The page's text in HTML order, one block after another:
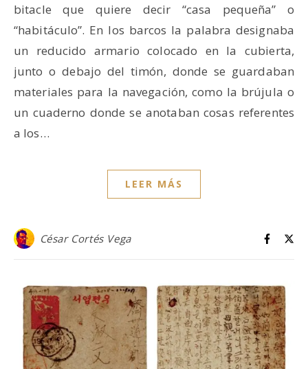
bitacle que quiere decir “casa pequeña” o
“habitáculo”. En los barcos la palabra designaba
un reducido armario colocado en la cubierta,
junto o debajo del timón, donde se guardaban
materiales para la navegación, como la brújula o
un cuaderno donde se anotaban cosas referentes
a los…
LEER MÁS
César Cortés Vega